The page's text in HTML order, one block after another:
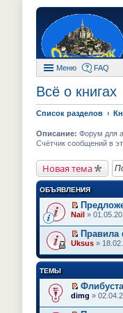
Меню FAQ
Всё о книгах
Список разделов
Описание: Форум для
Счётчик сообщений в
Новая тема
ОБЪЯВЛЕНИЯ
П
р
е
й
т
и
п
е
р
Nail »
П
р
т
и
к
п
Правила
Uksus »
ТЕМЫ
П
р
Флибуста
dimg »